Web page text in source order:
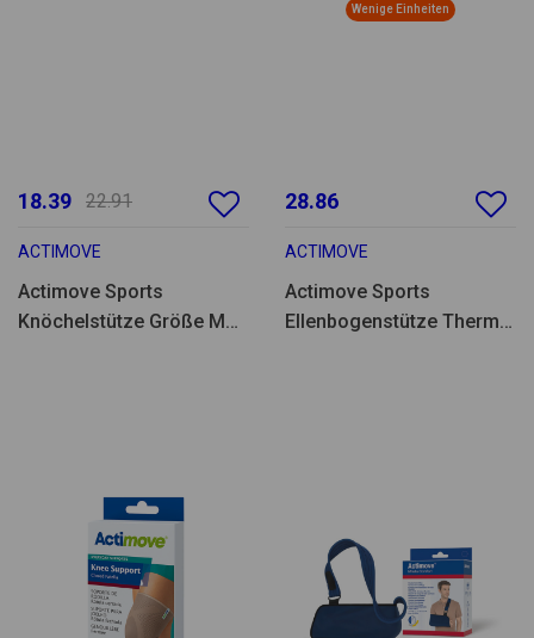
18.39 22.91
ACTIMOVE
Actimove Sports
Knöchelstütze Größe M
Wenige Einheiten
28.86
ACTIMOVE
Actimove Sports
Ellenbogenstütze Thermo